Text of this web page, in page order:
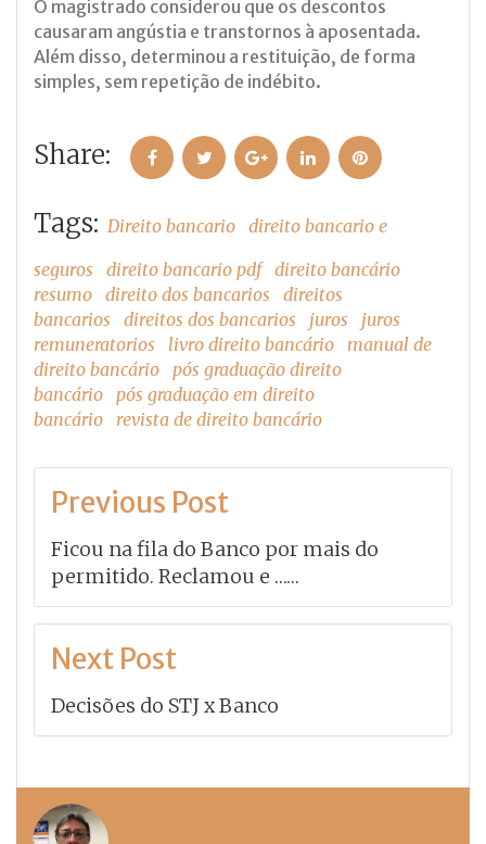
O magistrado considerou que os descontos
causaram angústia e transtornos à aposentada.
Além disso, determinou a restituição, de forma
simples, sem repetição de indébito.
Share: FacebookTwitter Google+LinkedInPinterest
Tags: Direito bancario direito bancario e
seguros
direito bancario pdf direito bancário
resumo direito dos bancarios
direitos
bancarios
direitos dos bancarios juros
juros
remuneratorios
livro direito bancário
manual de
direito bancário pós graduação direito
bancário pós graduação em direito
bancário
revista de direito bancário
Navegação
Post
Previous Post
Ficou na fila do Banco por mais do
permitido. Reclamou e ……
Next Post
Decisões do STJ x Banco